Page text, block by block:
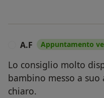
A.F Appuntamento
Lo consiglio molto
bambino messo a
chiaro.